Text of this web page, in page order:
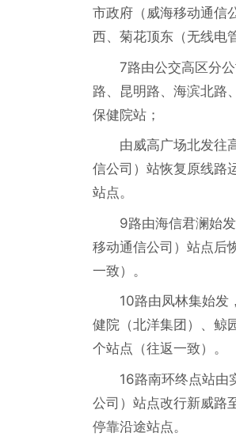
市政府（威海移动通信
西、菊花顶东（无线电
7路由公交高区分
路、昆明路、海滨北路
保健院站；
由威高广场北发往
信公司）站恢复原线路
站点。
9路由海信君澜始
移动通信公司）站点后
一致）。
10路由凤林集始发
健院（北洋集团）、鲸
个站点（往返一致）。
16路南环终点站由
公司）站点改行新威路
停靠沿途站点。